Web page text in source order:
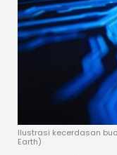
Ilustrasi kecerdasan
Earth)